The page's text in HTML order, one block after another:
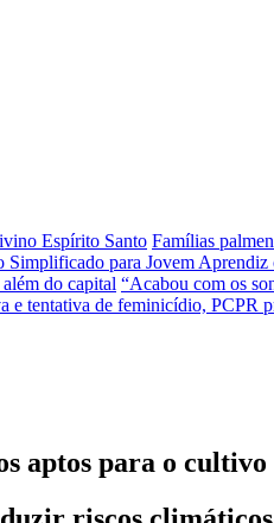
Espírito Santo Famílias
Simplificado para Jovem
do capital “Acabou com os
e tentativa de feminicídio, PCPR
aptos para o